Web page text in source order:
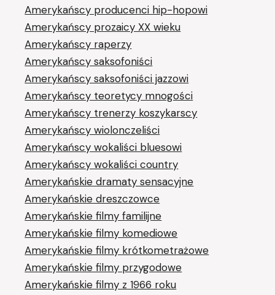
Amerykańscy producenci hip-hopowi
Amerykańscy prozaicy XX wieku
Amerykańscy raperzy
Amerykańscy saksofoniści
Amerykańscy saksofoniści jazzowi
Amerykańscy teoretycy mnogości
Amerykańscy trenerzy koszykarscy
Amerykańscy wiolonczeliści
Amerykańscy wokaliści bluesowi
Amerykańscy wokaliści country
Amerykańskie dramaty sensacyjne
Amerykańskie dreszczowce
Amerykańskie filmy familijne
Amerykańskie filmy komediowe
Amerykańskie filmy krótkometrażowe
Amerykańskie filmy przygodowe
Amerykańskie filmy z 1966 roku